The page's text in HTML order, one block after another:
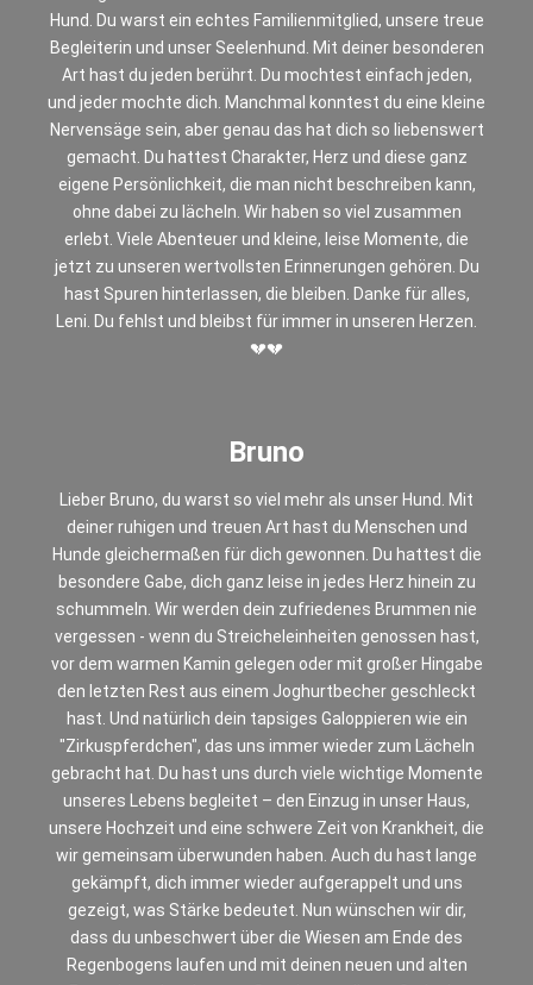
Hund. Du warst ein echtes Familienmitglied, unsere treue
Begleiterin und unser Seelenhund. Mit deiner besonderen
Art hast du jeden berührt. Du mochtest einfach jeden,
und jeder mochte dich. Manchmal konntest du eine kleine
Nervensäge sein, aber genau das hat dich so liebenswert
gemacht. Du hattest Charakter, Herz und diese ganz
eigene Persönlichkeit, die man nicht beschreiben kann,
ohne dabei zu lächeln. Wir haben so viel zusammen
erlebt. Viele Abenteuer und kleine, leise Momente, die
jetzt zu unseren wertvollsten Erinnerungen gehören. Du
hast Spuren hinterlassen, die bleiben. Danke für alles,
Leni. Du fehlst und bleibst für immer in unseren Herzen.
💔💔
Bruno
Lieber Bruno, du warst so viel mehr als unser Hund. Mit
deiner ruhigen und treuen Art hast du Menschen und
Hunde gleichermaßen für dich gewonnen. Du hattest die
besondere Gabe, dich ganz leise in jedes Herz hinein zu
schummeln. Wir werden dein zufriedenes Brummen nie
vergessen - wenn du Streicheleinheiten genossen hast,
vor dem warmen Kamin gelegen oder mit großer Hingabe
den letzten Rest aus einem Joghurtbecher geschleckt
hast. Und natürlich dein tapsiges Galoppieren wie ein
"Zirkuspferdchen", das uns immer wieder zum Lächeln
gebracht hat. Du hast uns durch viele wichtige Momente
unseres Lebens begleitet – den Einzug in unser Haus,
unsere Hochzeit und eine schwere Zeit von Krankheit, die
wir gemeinsam überwunden haben. Auch du hast lange
gekämpft, dich immer wieder aufgerappelt und uns
gezeigt, was Stärke bedeutet. Nun wünschen wir dir,
dass du unbeschwert über die Wiesen am Ende des
Regenbogens laufen und mit deinen neuen und alten